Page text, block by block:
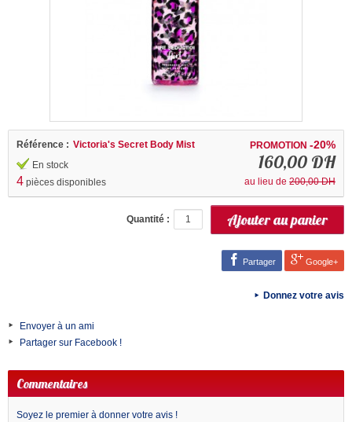
PROMOTION -20%
160,00 DH
au lieu de 200,00 DH
Référence : Victoria's Secret Body Mist
En stock
4 pièces disponibles
Quantité :
Partager Google+
Donnez votre avis
Envoyer à un ami
Partager sur Facebook !
Commentaires
Soyez le premier à donner votre avis !